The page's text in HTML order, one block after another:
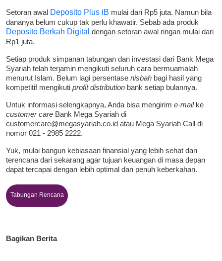
Setoran awal Deposito Plus iB mulai dari Rp5 juta. Namun bila
dananya belum cukup tak perlu khawatir. Sebab ada produk
Deposito Berkah Digital dengan setoran awal ringan mulai dari
Rp1 juta.
Setiap produk simpanan tabungan dan investasi dari Bank Mega
Syariah telah terjamin mengikuti seluruh cara bermuamalah
menurut Islam. Belum lagi persentase nisbah bagi hasil yang
kompetitif mengikuti profit distribution bank setiap bulannya.
Untuk informasi selengkapnya, Anda bisa mengirim e-mailke
customer care Bank Mega Syariah di
customercare@megasyariah.co.id atau Mega Syariah Call di
nomor 021 - 2985 2222.
Yuk, mulai bangun kebiasaan finansial yang lebih sehat dan
terencana dari sekarang agar tujuan keuangan di masa depan
dapat tercapai dengan lebih optimal dan penuh keberkahan.
Tabungan Rencana
Bagikan Berita